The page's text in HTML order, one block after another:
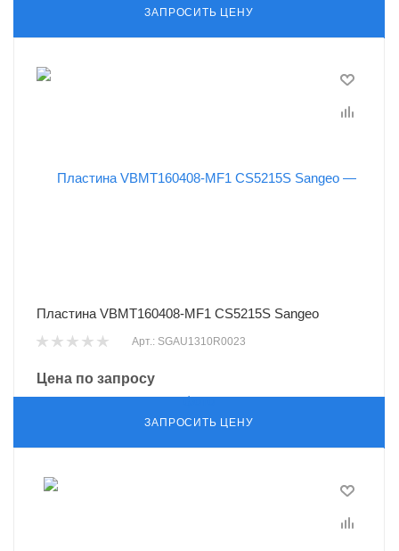
ЗАПРОСИТЬ ЦЕНУ
Пластина VBMT160408-MF1 CS5215S Sangeo
Арт.: SGAU1310R0023
Цена по запросу
ЗАПРОСИТЬ ЦЕНУ